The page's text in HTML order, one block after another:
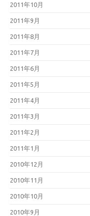
2011年10月
2011年9月
2011年8月
2011年7月
2011年6月
2011年5月
2011年4月
2011年3月
2011年2月
2011年1月
2010年12月
2010年11月
2010年10月
2010年9月